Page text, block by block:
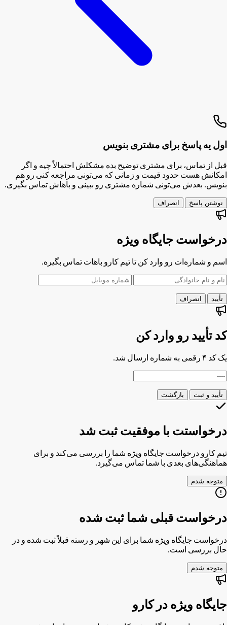
اول یه پاسخ برای مشتری بنویس
قبل از تماس، برای مشتری توضیح بده مشکلش احتمالاً چیه و اگر
بنویس. بعدش می‌تونی شماره مشتری رو ببینی و باهاش تماس بگیری.
درخواست جایگاه ویژه
اسم و شماره‌ات رو وارد کن تا تیم کارو باهات تماس بگیره.
کد تأیید رو وارد کن
یک کد ۴ رقمی به شماره
درخواستت با موفقیت ثبت شد
هماهنگی‌های بعدی با شما تماس می‌گیرد.
درخواست قبلی شما ثبت شده
حال بررسی است.